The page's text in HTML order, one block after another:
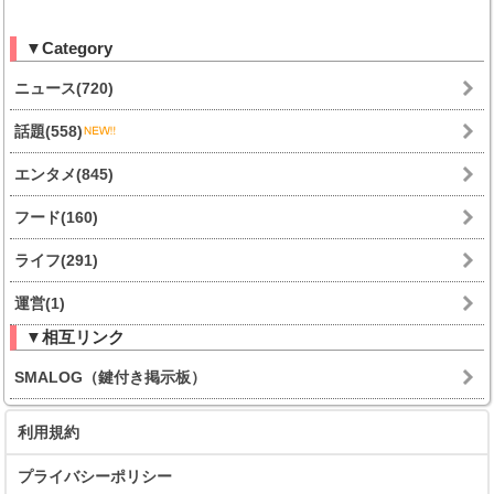
▼Category
ニュース(720)
話題(558)
エンタメ(845)
フード(160)
ライフ(291)
運営(1)
▼相互リンク
SMALOG（鍵付き掲示板）
利用規約
プライバシーポリシー